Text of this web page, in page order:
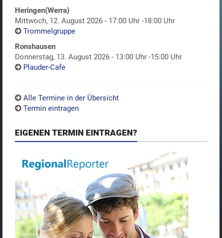
Heringen(Werra)
Mittwoch, 12. August 2026 - 17:00 Uhr -18:00 Uhr
Trommelgruppe
Ronshausen
Donnerstag, 13. August 2026 - 13:00 Uhr -15:00 Uhr
Plauder-Cafe
Alle Termine in der Übersicht
Termin eintragen
EIGENEN TERMIN EINTRAGEN?